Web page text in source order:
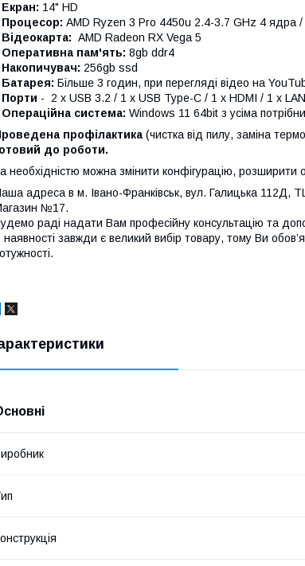
Екран: 14" HD
Процесор: AMD Ryzen 3 Pro 4450u 2.4-3.7 GHz 4 ядра /
Відеокарта: AMD Radeon RX Vega 5
Оперативна пам'ять: 8gb ddr4
Накопичувач: 256gb ssd
Батарея: Більше 3 годин, при перегляді відео на
Порти - 2 x USB 3.2 / 1 x USB Type-C / 1 x HDMI / 1 x
Операційна система: Windows 11 64bit з усіма
профілактика (чистка від пилу, заміна
до роботи.
необхідністю можна змінити конфігурацію, розширити
адреса в м. Івано-Франківськ, вул. Галицька 112Д,
№17.
раді надати Вам професійну консультацію та
наявності завжди є великий вибір товару, тому Ви